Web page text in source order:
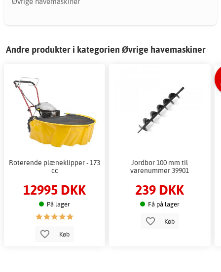
Andre produkter i kategorien Øvrige havemaskiner
Roterende plæneklipper - 173
cc
12995 DKK
På lager
Køb
Jordbor 100 mm til
varenummer 39901
239 DKK
Få på lager
Køb